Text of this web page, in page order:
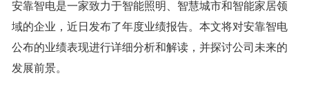
安靠智电是一家致力于智能照明、智慧城市和智能家居领
域的企业，近日发布了年度业绩报告。本文将对安靠智电
公布的业绩表现进行详细分析和解读，并探讨公司未来的
发展前景。